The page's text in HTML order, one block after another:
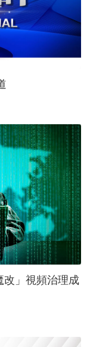
」視頻治理成